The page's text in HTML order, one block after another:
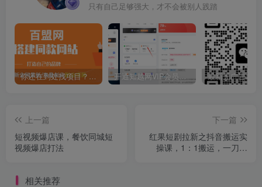
只有自己足够强大，才不会被别人践踏
你还在到处找项目？还在当韭菜？我靠卖项目一个月收入5万+，曾经我也是个失败者。 开通知越网VIP会员，尊享全站资源免费下载，享70%的推广提成！！【限时五折优惠】
上一篇
短视频爆店课，餐饮同城短
视频爆店打法
下一篇
红果短剧拉新之抖音搬运实
操课，1：1搬运，一刀不
相关推荐